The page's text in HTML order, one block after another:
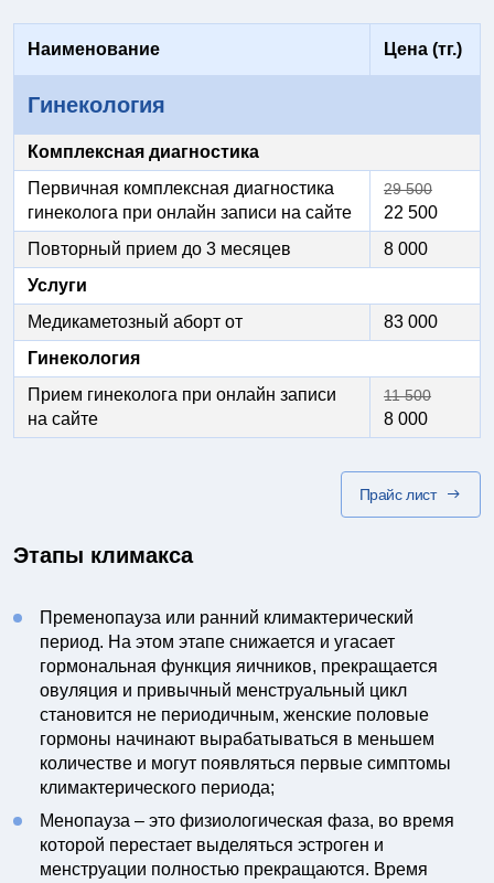
Наименование Цена (тг.)
Гинекология
Комплексная диагностика
Первичная комплексная диагностика
гинеколога при онлайн записи на сайте
29 500
22 500
Повторный прием до 3 месяцев
8 000
Услуги
Медикаметозный аборт от
83 000
Гинекология
Прием гинеколога при онлайн записи
на сайте
11 500
8 000
Прайс лист
Этапы климакса
Пременопауза или ранний климактерический
период. На этом этапе снижается и угасает
гормональная функция яичников, прекращается
овуляция и привычный менструальный цикл
становится не периодичным, женские половые
гормоны начинают вырабатываться в меньшем
количестве и могут появляться первые симптомы
климактерического периода;
Менопауза – это физиологическая фаза, во время
которой перестает выделяться эстроген и
менструации полностью прекращаются. Время